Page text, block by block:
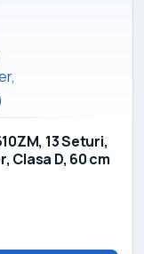
13 Seturi,
Clasa D, 60 cm